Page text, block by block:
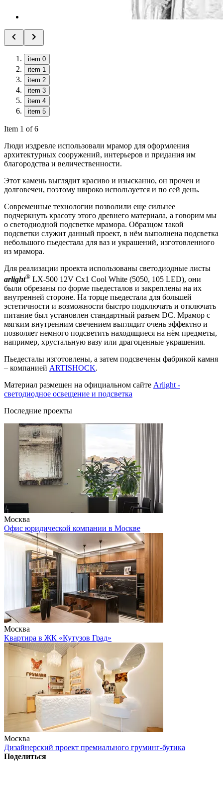
item 0
item 1
item 2
item 3
item 4
item 5
Item 1 of 6
Люди издревле использовали мрамор для оформления
архитектурных сооружений, интерьеров и придания им
благородства и величественности.
Этот камень выглядит красиво и изысканно, он прочен и
долговечен, поэтому широко используется и по сей день.
Современные технологии позволили еще сильнее
подчеркнуть красоту этого древнего материала, а говорим мы
о светодиодной подсветке мрамора. Образцом такой
подсветки служит данный проект, в нём выполнена подсветка
небольшого пьедестала для ваз и украшений, изготовленного
из мрамора.
Для реализации проекта использованы светодиодные листы
arlight® LX-500 12V Cx1 Cool White (5050, 105 LED), они
были обрезаны по форме пьедесталов и закреплены на их
внутренней стороне. На торце пьедестала для большей
эстетичности и возможности быстро подключать и отключать
питание был установлен стандартный разъем DC. Мрамор с
мягким внутренним свечением выглядит очень эффектно и
позволяет немного подсветить находящиеся на нём предметы,
например, хрустальную вазу или драгоценные украшения.
Пьедесталы изготовлены, а затем подсвечены фабрикой камня
– компанией ARTISHOCK.
Материал размещен на официальном сайте Arlight -
светодиодное освещение и подсветка
Последние проекты
Москва
Офис юридической компании в Москве
Москва
Квартира в ЖК «Кутузов Град»
Москва
Дизайнерский проект премиального груминг-бутика
Поделиться